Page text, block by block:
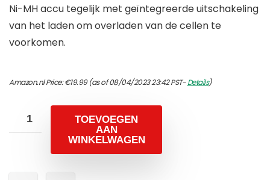
Ni-MH accu tegelijk met geïntegreerde uitschakeling
van het laden om overladen van de cellen te
voorkomen.
Amazon.nl Price:€19.99(as of 08/04/2023 23:42 PST-Details)
TOEVOEGEN
AAN
WINKELWAGEN